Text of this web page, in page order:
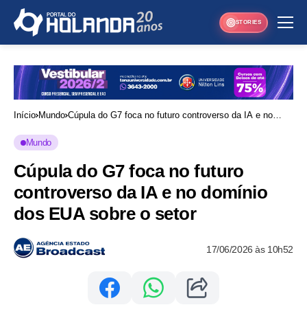
STORIES
Início Mundo Cúpula do G7 foca no futuro controverso da IA e no
Mundo
Cúpula do G7 foca no futuro
controverso da IA e no domínio
dos EUA sobre o setor
17/06/2026 às 10h52